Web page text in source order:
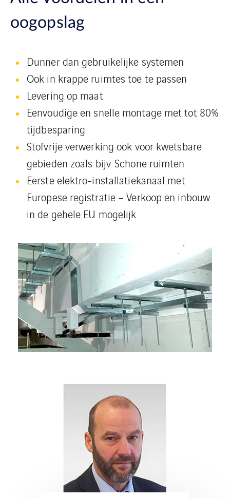
oogopslag
Dunner dan gebruikelijke systemen
Ook in krappe ruimtes toe te passen
Levering op maat
Eenvoudige en snelle montage met tot 80%
tijdbesparing
Stofvrije verwerking ook voor kwetsbare
gebieden zoals bijv. Schone ruimten
Eerste elektro-installatiekanaal met
Europese registratie – Verkoop en inbouw
in de gehele EU mogelijk